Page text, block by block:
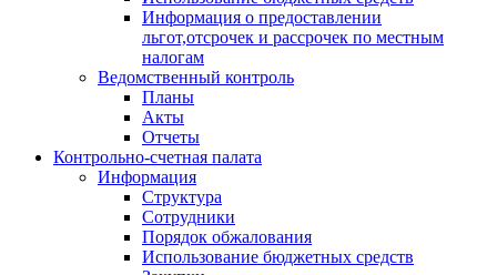
Информация о предоставлении
льгот,отсрочек и рассрочек по местным
налогам
Ведомственный контроль
Планы
Акты
Отчеты
Контрольно-счетная палата
Информация
Структура
Сотрудники
Порядок обжалования
Использование бюджетных средств